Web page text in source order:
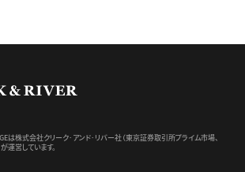
は株式会社クリーク･アンド･リバー社（東京証券取引所プライム市場、
運営しています。